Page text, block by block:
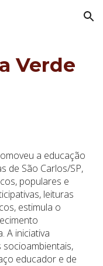
Skip to navigation
Verde
a educação
de São Carlos/SP,
populares e
leituras
estimula o
A iniciativa
educador e de